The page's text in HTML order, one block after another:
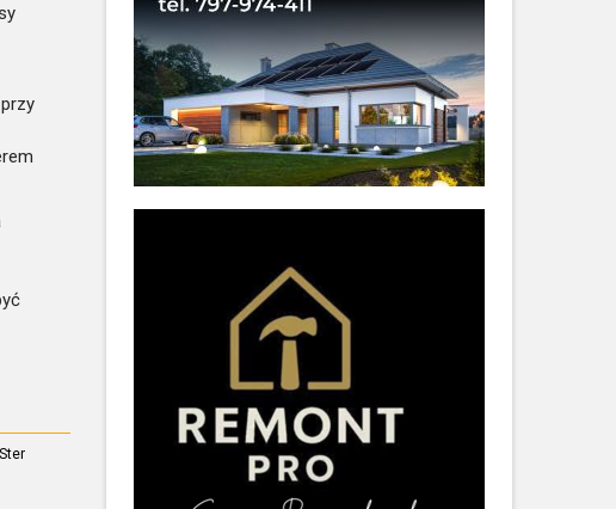
Ster